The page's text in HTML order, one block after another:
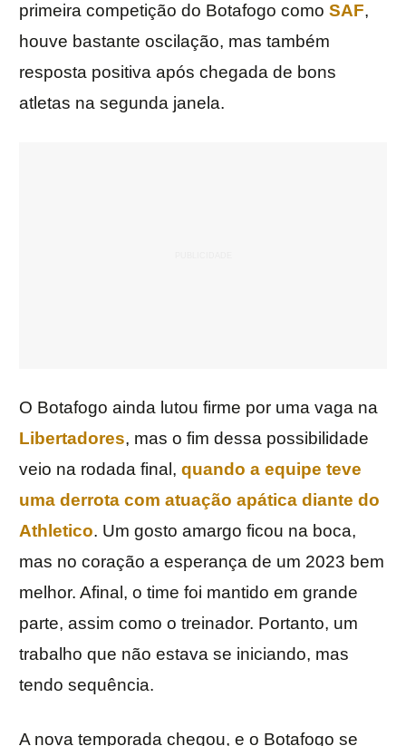
primeira competição do Botafogo como SAF,
houve bastante oscilação, mas também
resposta positiva após chegada de bons
atletas na segunda janela.
O Botafogo ainda lutou firme por uma vaga na
Libertadores, mas o fim dessa possibilidade
veio na rodada final, quando a equipe teve
uma derrota com atuação apática diante do
Athletico. Um gosto amargo ficou na boca,
mas no coração a esperança de um 2023 bem
melhor. Afinal, o time foi mantido em grande
parte, assim como o treinador. Portanto, um
trabalho que não estava se iniciando, mas
tendo sequência.
A nova temporada chegou, e o Botafogo se